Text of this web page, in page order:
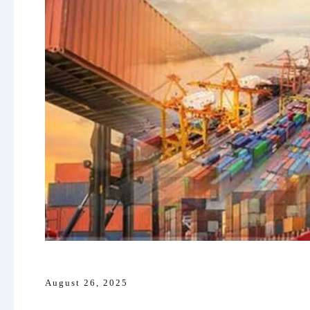
August 26, 2025